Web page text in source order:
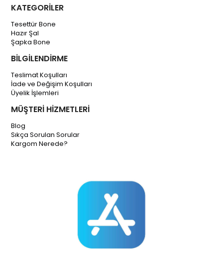
KATEGORİLER
Tesettür Bone
Hazır Şal
Şapka Bone
BİLGİLENDİRME
Teslimat Koşulları
İade ve Değişim Koşulları
Üyelik İşlemleri
MÜŞTERİ HİZMETLERİ
Blog
Sıkça Sorulan Sorular
Kargom Nerede?